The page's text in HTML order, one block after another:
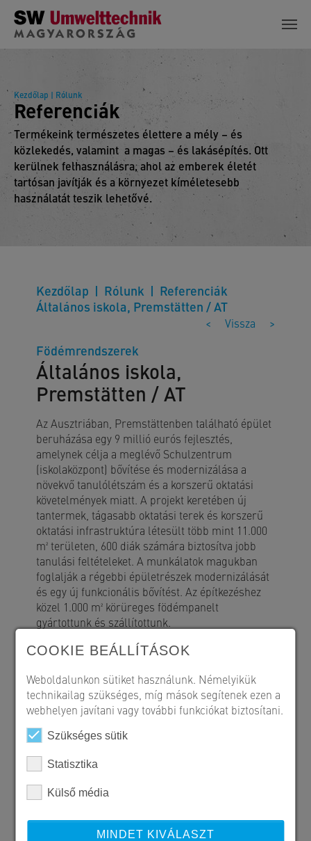
Skip to main content
Kezdőlap | Rólunk
Referenciák
Termékeink természetes élettere a mély – és
közlekedés, valamint a magas – és lakásépítés. Ott
kerülnek felhasználásra, ahol az emberek életét
tartósan javítják és a környezet kíméletesebb
használatát teszik lehetővé.
Kezdőlap Rólunk
Referenciák
Általános iskola, Premstätten / AT
< Vissza >
Födémrendszerek
Általános iskola,
Premstätten / AT
Az Ausztriában, Premstättenben található épület
beruházása egy 9 millió eurós fejlesztés,
amelynek célja a meglévő Schulzentrum
(iskolaközpont) bővítése és modernizálása a
növekvő tanulólétszám és a korszerű oktatási
követelmények miatt. A projekt keretében új
tantermek, tágasabb oktatási terek és korszerű
oktatási infrastruktúra létesült több mint 11.000
m² területen, 600 diák számára biztosítva jobb
tanulási feltételeket. A munkálatok magukban
foglalják a régebbi épületrészek modernizálását
és egy új funkcionális bővítést. Az építkezéshez
közel 1.000 m² körüreges födémpanelt
gyártottunk és szállítottunk.
COOKIE BEÁLLÍTÁSOK
Weboldalunkon sütiket használunk. Némelyikük
technikailag szükséges, míg mások segítenek ezen a
webhelyen javítani vagy további funkciókat biztosítani.
Szükséges sütik
Statisztika
Külső média
MINDET KIVÁLASZT